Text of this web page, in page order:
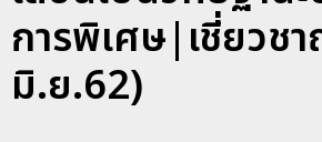
การพิเศษ|เชี่ยวช
มิ.ย.62)